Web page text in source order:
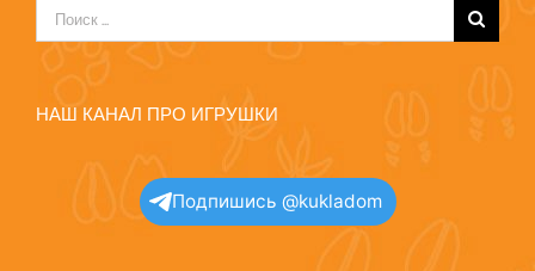
Результат
поиска:
НАШ КАНАЛ ПРО ИГРУШКИ
Подпишись @kukladom